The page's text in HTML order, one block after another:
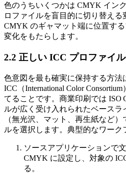
色のうちいくつかは CMYK イン
ロファイルを盲目的に切り替え
CMYK のギャマット端に位置す
変化をもたらします。
2.2 正しい ICC プロファイ
色意図を最も確実に保持する方法
ICC（International Color
てることです。商業印刷では ISO
ルが広く受け入れられたベース
（無光沢、マット、再生紙など
ルを選択します。典型的なワーク
ソースアプリケーションで
CMYK に設定し、対象の
る。